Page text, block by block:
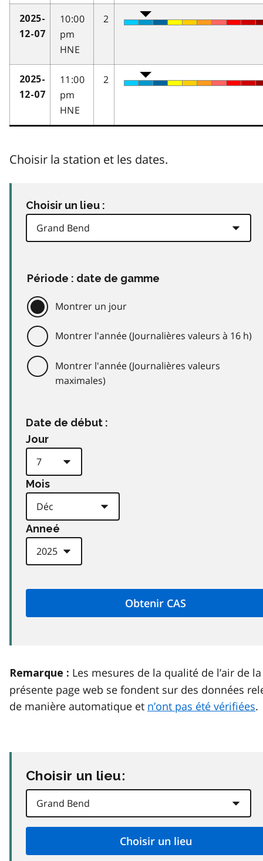
2025-
12-07
10:00
pm
HNE
2
2025-
12-07
11:00
pm
HNE
2
Choisir la station et les dates.
Choisir un lieu :
Période : date de gamme
Montrer un jour
Montrer l'année (Journalières valeurs à 16 h)
Montrer l'année (Journalières valeurs
maximales)
Date de début :
Jour
Mois
Anneé
Remarque : Les mesures de la qualité de l’air de la
présente page web se fondent sur des données
de manière automatique et n’ont pas été vérifiées.
Choisir un lieu: